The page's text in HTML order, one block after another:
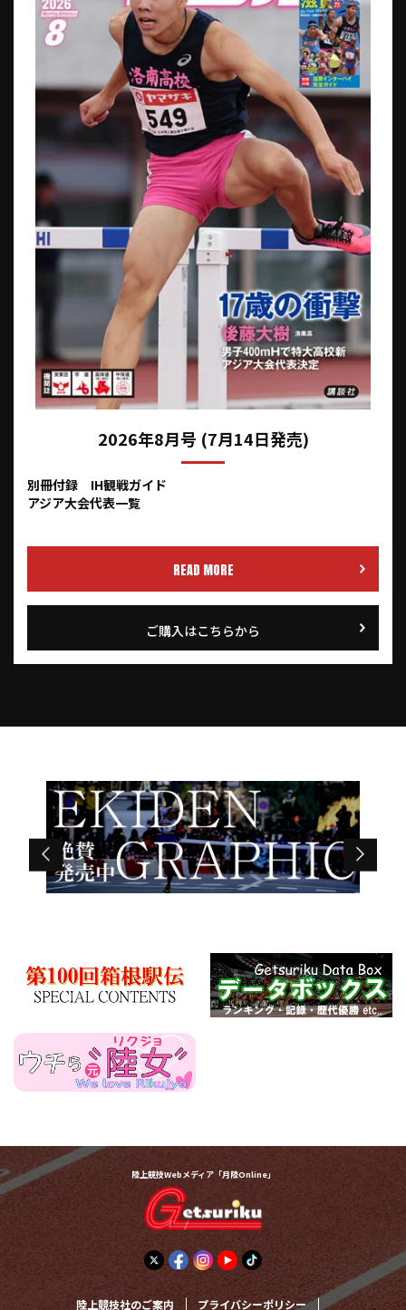
2026年8月号 (7月14日発売)
別冊付録 IH観戦ガイド
アジア大会代表一覧
READ MORE
ご購入はこちらから
陸上競技Webメディア「月陸Online」
陸上競技社のご案内 プライバシーポリシー